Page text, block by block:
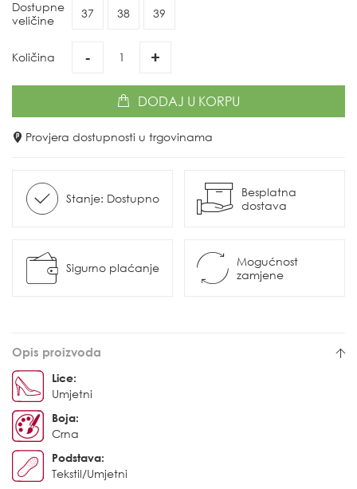
Dostupne
veličine
37 38 39
Količina - +
DODAJ U KORPU
Provjera dostupnosti u trgovinama
Stanje: Dostupno
Besplatna
dostava
Sigurno plaćanje
Mogućnost
zamjene
Opis proizvoda
Lice:
Umjetni
Boja:
Crna
Podstava:
Tekstil/Umjetni